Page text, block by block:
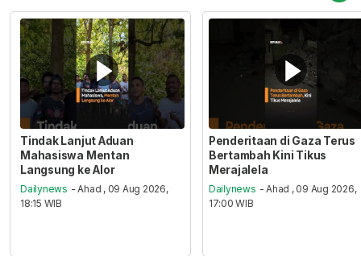
Tindak Lanjut Aduan
Mahasiswa Mentan
Langsung ke Alor
Dailynews - Ahad , 09 Aug 2026,
18:15 WIB
Penderitaan di Gaza Terus
Bertambah Kini Tikus
Merajalela
Dailynews - Ahad , 09 Aug 2026,
17:00 WIB